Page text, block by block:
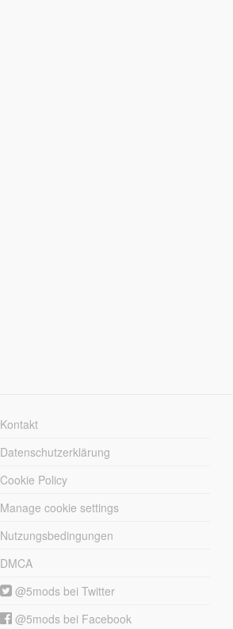
Kontakt
Datenschutzerklärung
Cookie Policy
Manage cookie settings
Nutzungsbedingungen
DMCA
@5mods bei Twitter
@5mods bei Facebook